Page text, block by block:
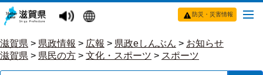
防災・災害情報
滋賀県 > 県政情報 > 広報 > 県政eしんぶん > お知らせ
滋賀県 > 県民の方 > 文化・スポーツ > スポーツ